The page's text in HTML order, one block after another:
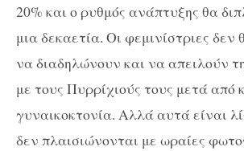
20% και ο ρυθμός ανάπτυξης θα
μια δεκαετία. Οι φεμινίστριες δεν
να διαδηλώνουν και να απειλούν
με τους Πυρρίχιούς τους μετά από
γυναικοκτονία. Αλλά αυτά είναι
δεν πλαισιώνονται με ωραίες